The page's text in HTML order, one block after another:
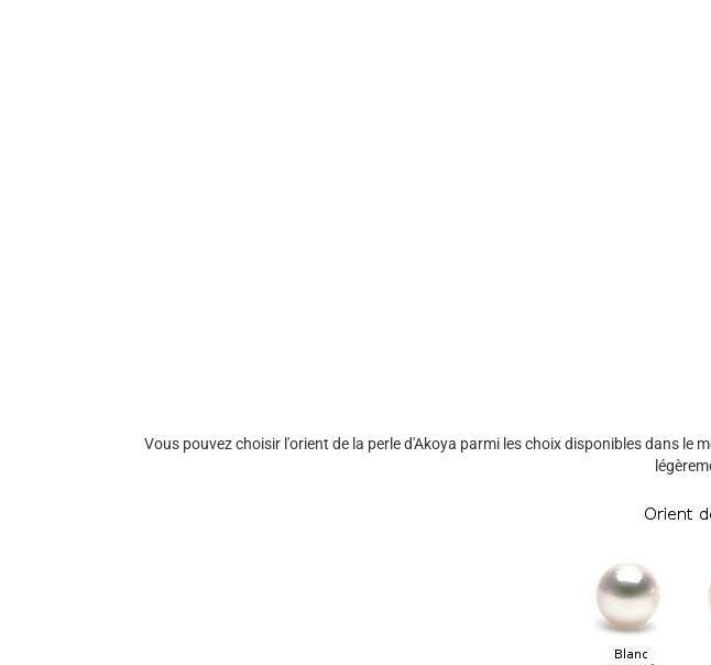
Vous pouvez choisir l'orient de la perle d'Akoya parmi les choix disponibles dans le